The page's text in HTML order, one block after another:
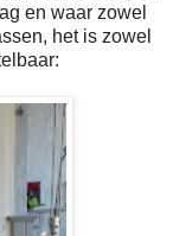
en waar zowel
het is zowel